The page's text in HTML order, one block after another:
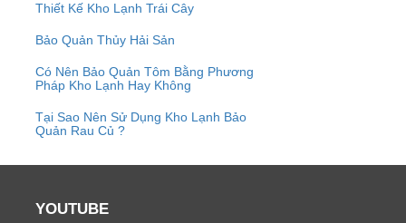
Thiết Kế Kho Lạnh Trái Cây
Bảo Quản Thủy Hải Sản
Có Nên Bảo Quản Tôm Bằng Phương
Pháp Kho Lạnh Hay Không
Tại Sao Nên Sử Dụng Kho Lạnh Bảo
Quản Rau Củ ?
YOUTUBE